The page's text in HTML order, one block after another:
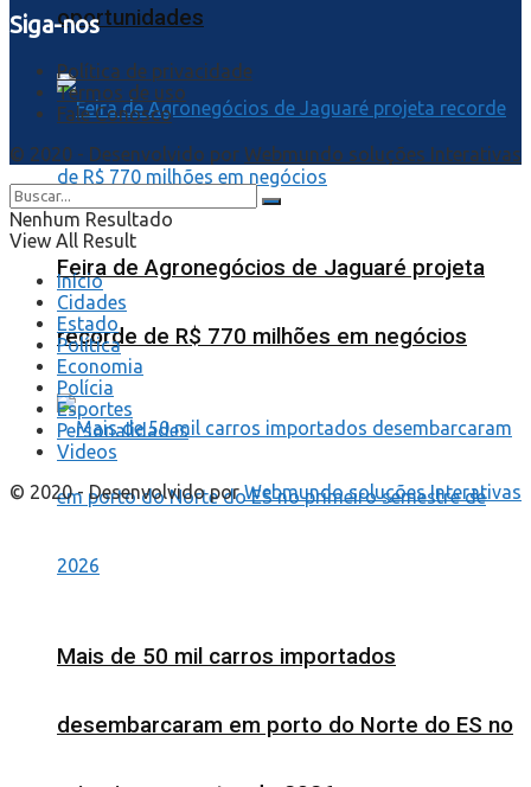
oportunidades
Feira de Agronegócios de Jaguaré projeta
recorde de R$ 770 milhões em negócios
Mais de 50 mil carros importados
desembarcaram em porto do Norte do ES no
Siga-nos
Política de privacidade
Termos de uso
Fale Conosco
© 2020 - Desenvolvido por Webmundo soluções Interativas
Nenhum Resultado
View All Result
Início
Cidades
Estado
Política
Economia
Polícia
Esportes
Personalidades
Videos
© 2020 - Desenvolvido porWebmundo soluções Interativas